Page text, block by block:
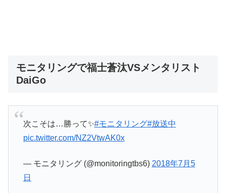
モニタリングで福士蒼汰VSメンタリスト
DaiGo
次こそは…勝って✨#モニタリング#放送中
pic.twitter.com/NZ2VtwAK0x
— モニタリング (@monitoringtbs6) 2018年7月5
日